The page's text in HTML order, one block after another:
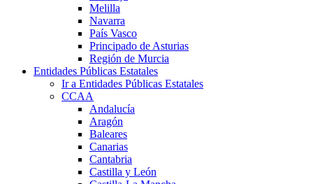
Melilla
Navarra
País Vasco
Principado de Asturias
Región de Murcia
Entidades Públicas Estatales
Ir a Entidades Públicas Estatales
CCAA
Andalucía
Aragón
Baleares
Canarias
Cantabria
Castilla y León